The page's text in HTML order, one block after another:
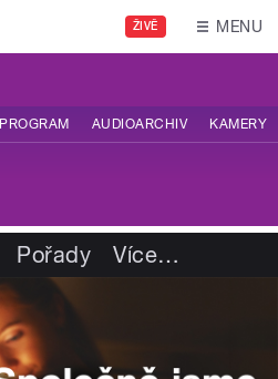
ŽIVĚ MENU
PROGRAM AUDIOARCHIV KAMERY
Pořady Více…